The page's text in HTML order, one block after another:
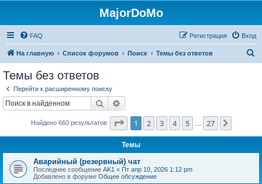
MajorDoMo
FAQ Вход
Регистрация
На главную Список форумов Поиск Темы без ответов
Темы без ответов
Перейти к расширенному поиску
Поиск
Найдено 660 результатов Страница из 27
1 2 3 4 5 27
Темы
Аварийный (резервный) чат
Последнее сообщение AK1 « Пт апр 10, 2026 1:12 pm
Добавлено в форуме Общее обсуждение